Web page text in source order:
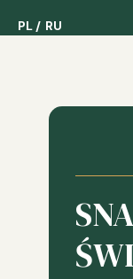
PL RU
PL RU